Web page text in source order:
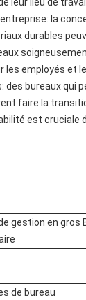
leur lieu de
la
durables
les employés et
des bureaux qui
faire la
est cruciale
gestion en gros
de bureau